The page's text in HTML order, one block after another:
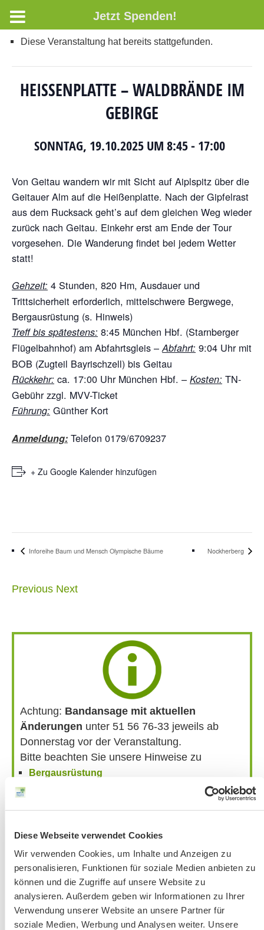
Diese Webseite verwendet Cookies
Wir verwenden Cookies, um Inhalte und Anzeigen zu
personalisieren, Funktionen für soziale Medien anbieten zu
können und die Zugriffe auf unsere Website zu
analysieren. Außerdem geben wir Informationen zu Ihrer
Verwendung unserer Website an unsere Partner für
soziale Medien, Werbung und Analysen weiter. Unsere
Diese Veranstaltung hat bereits stattgefunden.
HEISSENPLATTE – WALDBRÄNDE IM G
EBIRGE
SONNTAG, 19.10.2025 UM 8:45- 17:00
Von Geitau wandern wir mit Sicht auf Aiplspitz über die
Geitauer Alm auf die Heißenplatte. Nach der Gipfelrast
aus dem Rucksack geht’s auf dem gleichen Weg wieder
zurück nach Geitau. Einkehr erst am Ende der Tour
vorgesehen. Die Wanderung findet bei jedem Wetter
statt!
Gehzeit: 4 Stunden, 820 Hm, Ausdauer und
Trittsicherheit erforderlich, mittelschwere Bergwege,
Bergausrüstung (s. Hinweis)
Treff bis spätestens: 8:45 München Hbf. (Starnberger
Flügelbahnhof) am Abfahrtsgleis –Abfahrt: 9:04 Uhr mit
BOB (Zugteil Bayrischzell) bis Geitau
Rückkehr: ca. 17:00 Uhr München Hbf. – Kosten: TN-
Gebühr zzgl. MVV-Ticket
Führung: Günther Kort
Anmeldung: Telefon 0179/6709237
+ Zu Google Kalender hinzufügen
Inforeihe Baum und Mensch Olympische Bäume Nockherberg
Previous Next
Achtung: Bandansage mit aktuellen
Änderungen unter 51 56 76-33 jeweils ab
Donnerstag vor der Veranstaltung.
Bitte beachten Sie unsere Hinweise zu
Bergausrüstung
AKTUELLE ÄNDERUNGEN BEIM BILDUNGSWERK:
Aktuelle Änderungen bei unseren Exkursionen
Jetzt Spenden!